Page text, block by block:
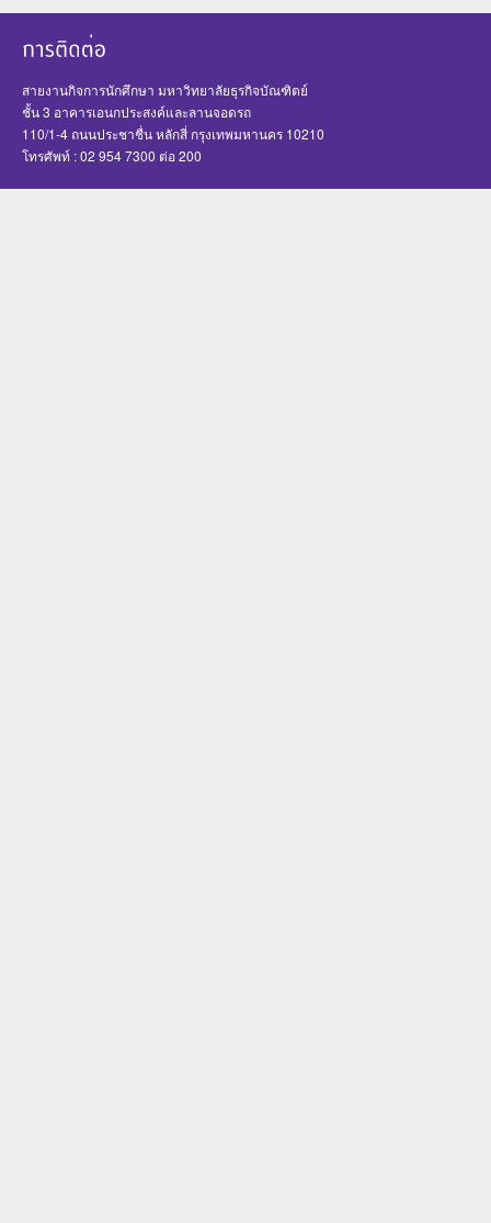
สายงานกิจการนักศึกษา มหาวิทยาลัยธุรกิจบัณฑิตย์
ชั้น 3 อาคารเอนกประสงค์และลานจอดรถ
110/1-4 ถนนประชาชื่น หลักสี่ กรุงเทพมหานคร 10210
โทรศัพท์ : 02 954 7300 ต่อ 200